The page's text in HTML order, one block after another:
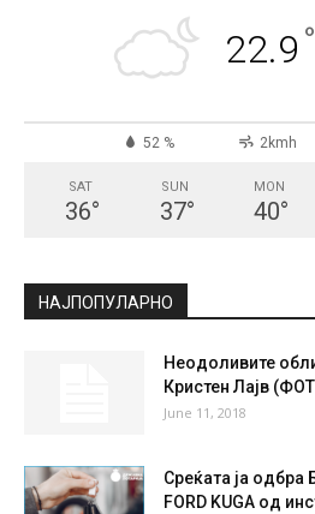
22.9 °
52 % 2kmh
SAT
36°
SUN
37°
MON
40°
НАЈПОПУЛАРНО
Неодоливите
Кристен Лајв
June 11, 2018
Среќата ја
FORD KUGA од